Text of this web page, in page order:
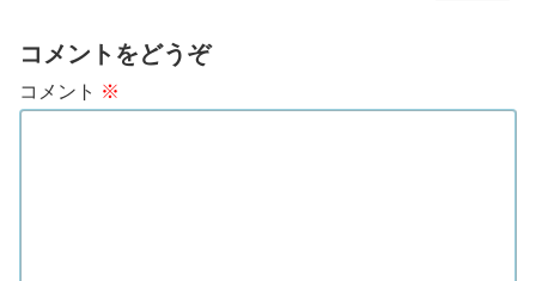
コメントをどうぞ
コメント ※